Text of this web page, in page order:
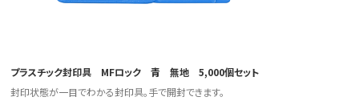
プラスチック封印具 MFロック 青 無地 5,000個セット
封印状態が一目でわかる封印具。手で開封できます。